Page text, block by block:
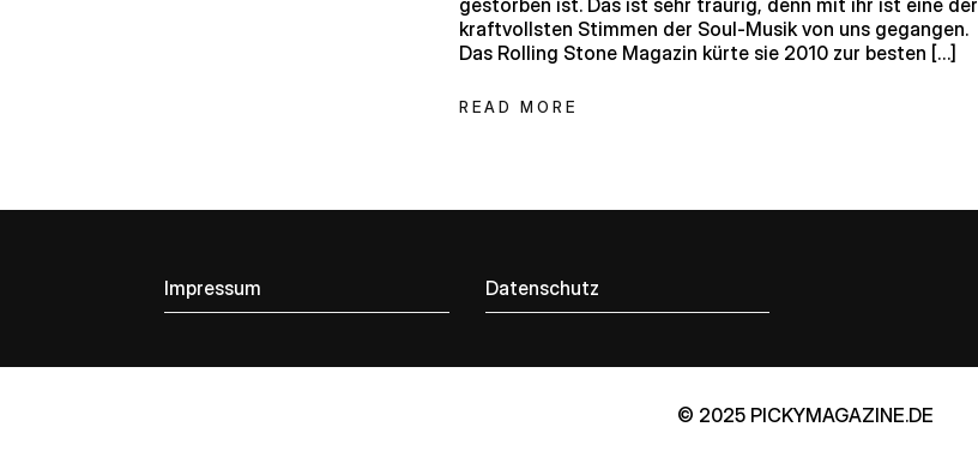
gestorben ist. Das ist sehr traurig, denn mit ihr ist eine der
kraftvollsten Stimmen der Soul-Musik von uns gegangen.
Das Rolling Stone Magazin kürte sie 2010 zur besten […]
READ MORE
Impressum Datenschutz
© 2025 PICKYMAGAZINE.DE